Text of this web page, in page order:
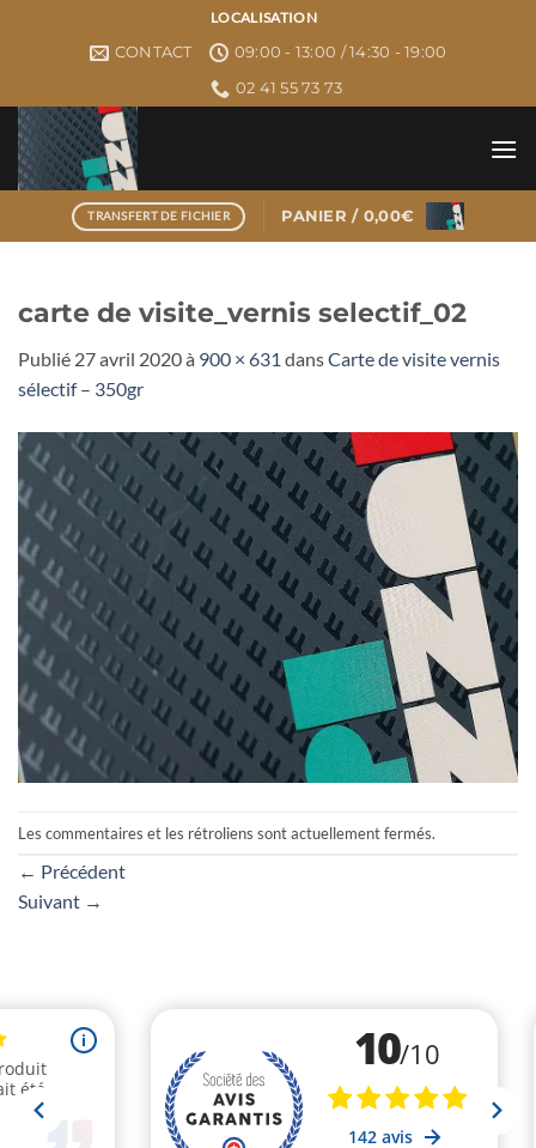
LOCALISATION
CONTACT
09:00 - 13:00 / 14:30 - 19:00
02 41 55 73 73
TRANSFERT DE FICHIER PANIER / 0,00€
carte de visite_vernis selectif_02
Publié 27 avril 2020à 900 × 631 dansCarte de visite vernis
sélectif – 350gr
Les commentaires et les rétroliens sont actuellement fermés.
← Précédent
Suivant →